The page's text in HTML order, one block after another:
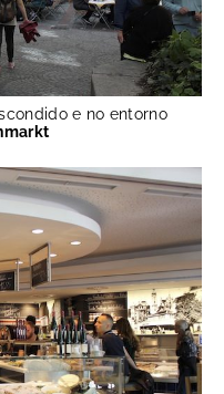
e no entorno